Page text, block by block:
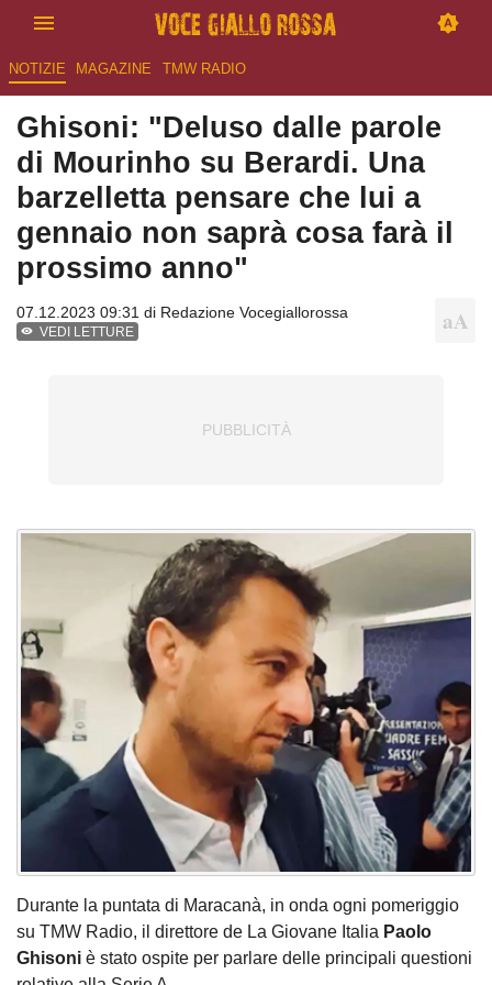
NOTIZIE MAGAZINE TMW RADIO
Ghisoni: "Deluso dalle parole
di Mourinho su Berardi. Una
barzelletta pensare che lui a
gennaio non saprà cosa farà il
prossimo anno"
07.12.2023 09:31 di Redazione Vocegiallorossa
VEDI LETTURE
Durante la puntata di Maracanà, in onda ogni pomeriggio
su TMW Radio, il direttore de La Giovane Italia Paolo
Ghisoni è stato ospite per parlare delle principali questioni